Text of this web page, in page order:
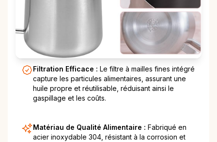
Filtration Efficace : Le filtre à mailles fines intégré
capture les particules alimentaires, assurant une
huile propre et réutilisable, réduisant ainsi le
gaspillage et les coûts.
Matériau de Qualité Alimentaire : Fabriqué en
acier inoxydable 304, résistant à la corrosion et